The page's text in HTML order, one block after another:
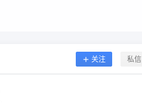
关注 私信